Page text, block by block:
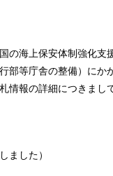
の海上保安体制強化支
部等庁舎の整備）にか
情報の詳細につきまし
ました）